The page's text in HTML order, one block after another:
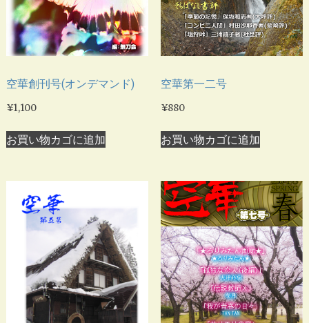
空華創刊号(オンデマンド)
¥1,100
お買い物カゴに追加
空華第一二号
¥880
お買い物カゴに追加